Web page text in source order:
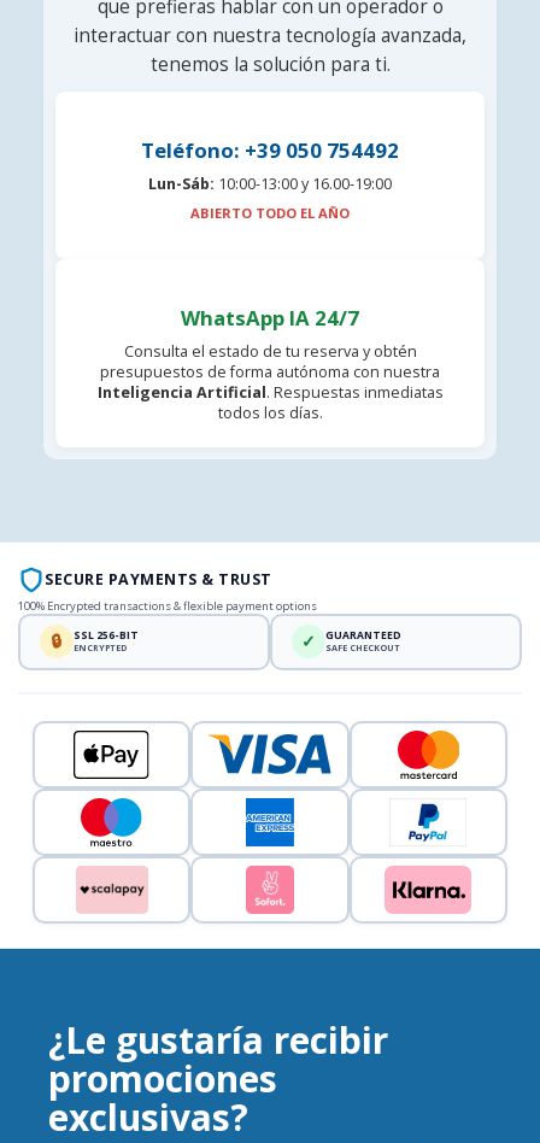
que prefieras hablar con un operador o
interactuar con nuestra tecnología avanzada,
tenemos la solución para ti.
Teléfono: +39 050 754492
Lun-Sáb: 10:00-13:00 y 16.00-19:00
ABIERTO TODO EL AÑO
WhatsApp IA 24/7
Consulta el estado de tu reserva y obtén
presupuestos de forma autónoma con nuestra
Inteligencia Artificial. Respuestas inmediatas
todos los días.
SECURE PAYMENTS & TRUST
100% Encrypted transactions & flexible payment options
🔒 SSL 256-BIT
ENCRYPTED ✓ GUARANTEED
SAFE CHECKOUT
¿Le gustaría recibir
promociones
exclusivas?